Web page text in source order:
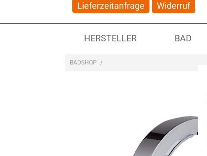
Lieferzeitanfrage Widerruf
HERSTELLER BAD
BADSHOP /